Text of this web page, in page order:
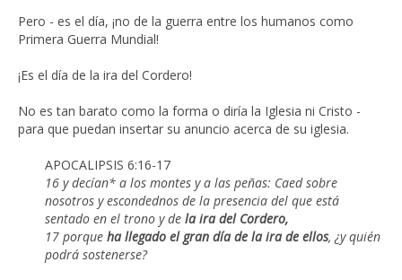
Pero - es el día, ¡no de la guerra entre los humanos como
Primera Guerra Mundial!
¡Es el día de la ira del Cordero!
No es tan barato como la forma o diría la Iglesia ni Cristo -
para que puedan insertar su anuncio acerca de su iglesia.
APOCALIPSIS 6:16-17
16 y decían* a los montes y a las peñas: Caed sobre
nosotros y escondednos de la presencia del que está
sentado en el trono y de la ira del Cordero,
17 porque ha llegado el gran día de la ira de ellos, ¿y quién
podrá sostenerse?